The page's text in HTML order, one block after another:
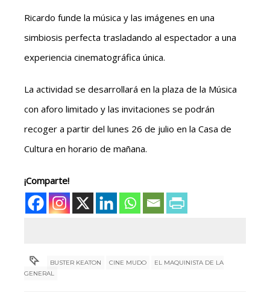
Ricardo funde la música y las imágenes en una
simbiosis perfecta trasladando al espectador a una
experiencia cinematográfica única.
La actividad se desarrollará en la plaza de la Música
con aforo limitado y las invitaciones se podrán
recoger a partir del lunes 26 de julio en la Casa de
Cultura en horario de mañana.
¡Comparte!
BUSTER KEATON CINE MUDO
EL MAQUINISTA DE LA
GENERAL